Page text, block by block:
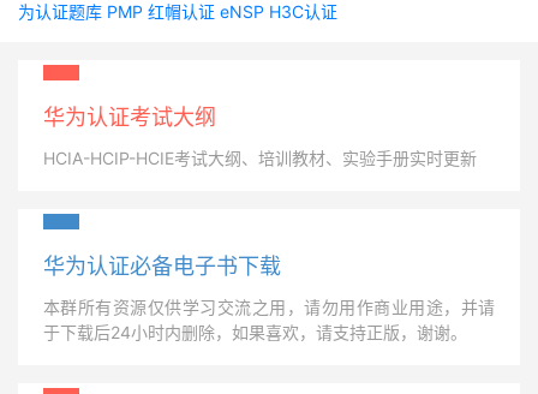
为认证题库 PMP 红帽认证 eNSP H3C认证
华为认证考试大纲
HCIA-HCIP-HCIE考试大纲、培训教材、实验手册实时更新
华为认证必备电子书下载
本群所有资源仅供学习交流之用，请勿用作商业用途，并请
于下载后24小时内删除，如果喜欢，请支持正版，谢谢。